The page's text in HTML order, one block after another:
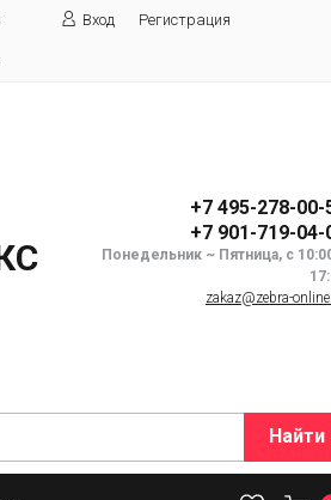
Вход Регистрация
+7 495-278-00-
+7 901-719-04-
Понедельник ~ Пятница, с
zakaz@zebra-
Найти